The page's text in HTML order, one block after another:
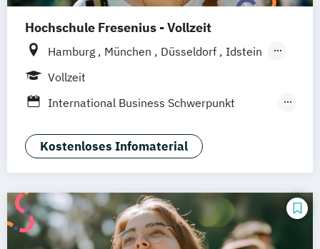
Hochschule Fresenius - Vollzeit
Hamburg München Düsseldorf
Idstein
Berlin
Braunschweig Erfurt
Vollzeit
International Business Schwerpunkt
Tourismus- Hotel- und Eventmanagement
Kostenloses Infomaterial